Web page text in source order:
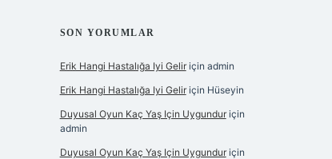
SON YORUMLAR
Erik Hangi Hastalığa Iyi Geliriçin admin
Erik Hangi Hastalığa Iyi Geliriçin Hüseyin
Duyusal Oyun Kaç Yaş Için Uygunduriçin
admin
Duyusal Oyun Kaç Yaş Için Uygunduriçin